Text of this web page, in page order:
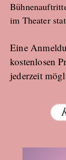
im Theater
Eine
kostenlosen
jederzeit